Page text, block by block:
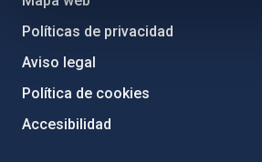
Políticas de privacidad
Aviso legal
Política de cookies
Accesibilidad